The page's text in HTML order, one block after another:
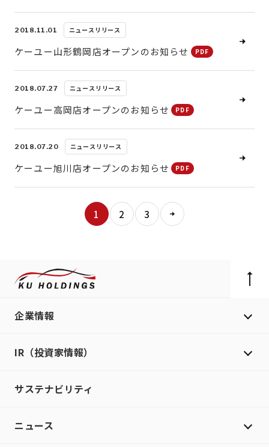
2018.11.01 ニュースリリース
ケーユー山形鶴岡店オープンのお知らせ
2018.07.27 ニュースリリース
ケーユー高岡店オープンのお知らせ
2018.07.20 ニュースリリース
ケーユー旭川店オープンのお知らせ
1 2 3
企業情報
IR（投資家情報）
サステナビリティ
ニュース